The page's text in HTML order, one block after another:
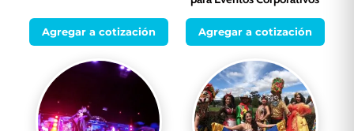
Agregar a cotización Agregar a cotización